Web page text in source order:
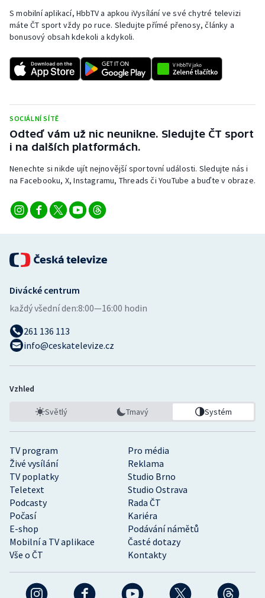
S mobilní aplikací, HbbTV a apkou iVysílání ve své chytré televizi
máte ČT sport vždy po ruce. Sledujte přímé přenosy, články a
bonusový obsah kdekoli a kdykoli.
SOCIÁLNÍ SÍTĚ
Odteď vám už nic neunikne. Sledujte ČT sport
i na dalších platformách.
Nenechte si nikde ujít nejnovější sportovní události. Sledujte nás i
na Facebooku, X, Instagramu, Threads či YouTube a buďte v obraze.
TV program
Pro média
Živé vysílání
Reklama
TV poplatky
Studio Brno
Teletext
Studio Ostrava
Podcasty
Rada ČT
Počasí
Kariéra
E-shop
Podávání námětů
Mobilní a TV aplikace
Časté dotazy
Vše o ČT
Kontakty
Divácké centrum
každý všední den:8:00—16:00 hodin
261 136 113
info@ceskatelevize.cz
Vzhled
Světlý Tmavý Systém